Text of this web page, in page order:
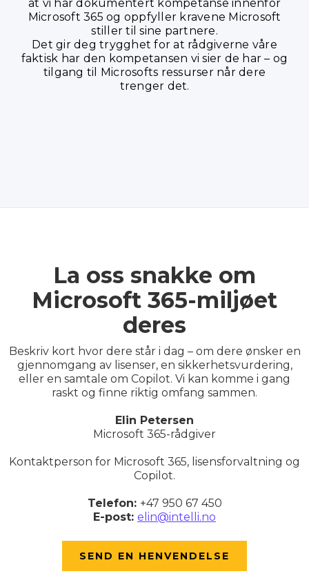
at vi har dokumentert kompetanse innenfor
Microsoft 365 og oppfyller kravene Microsoft
stiller til sine partnere.
Det gir deg trygghet for at rådgiverne våre
faktisk har den kompetansen vi sier de har – og
tilgang til Microsofts ressurser når dere
trenger det.
La oss snakke om
Microsoft 365-miljøet
deres
Beskriv kort hvor dere står i dag – om dere ønsker en
gjennomgang av lisenser, en sikkerhetsvurdering,
eller en samtale om Copilot. Vi kan komme i gang
raskt og finne riktig omfang sammen.
Elin Petersen
Microsoft 365-rådgiver
Kontaktperson for Microsoft 365, lisensforvaltning og
Copilot.
Telefon: +47 950 67 450
E-post: elin@intelli.no
SEND EN HENVENDELSE